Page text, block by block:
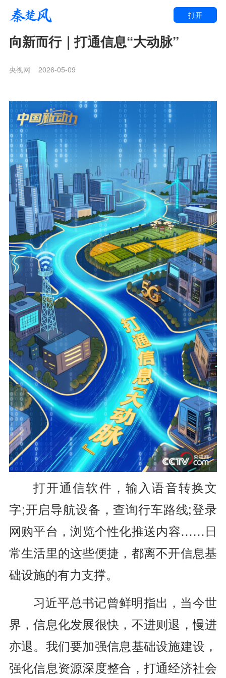
打开
向新而行｜打通信息“大动脉”
央视网 2026-05-09
打开通信软件，输入语音转换文
字;开启导航设备，查询行车路线;登录
网购平台，浏览个性化推送内容……日
常生活里的这些便捷，都离不开信息基
础设施的有力支撑。
习近平总书记曾鲜明指出，当今世
界，信息化发展很快，不进则退，慢进
亦退。我们要加强信息基础设施建设，
强化信息资源深度整合，打通经济社会